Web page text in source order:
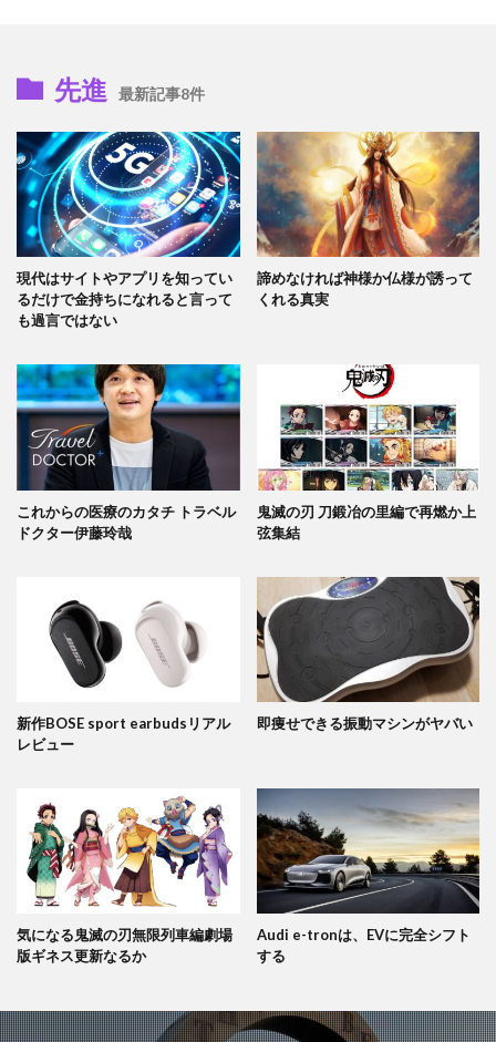
先進 最新記事8件
現代はサイトやアプリを知ってい
るだけで金持ちになれると言って
も過言ではない
諦めなければ神様か仏様が誘って
くれる真実
これからの医療のカタチ トラベル
ドクター伊藤玲哉
鬼滅の刃 刀鍛冶の里編で再燃か上
弦集結
新作BOSE sport earbudsリアル
レビュー
即痩せできる振動マシンがヤバい
気になる鬼滅の刃無限列車編劇場
版ギネス更新なるか
Audi e-tronは、EVに完全シフト
する